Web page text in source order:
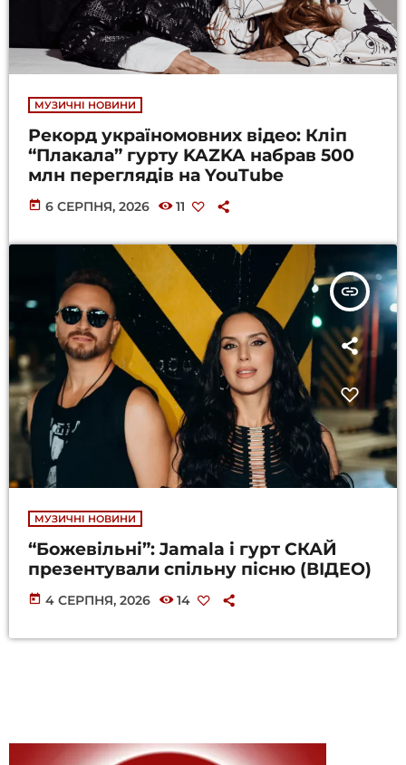
МУЗИЧНІ НОВИНИ
Рекорд україномовних відео: Кліп
“Плакала” гурту KAZKA набрав 500
млн переглядів на YouTube
today 6 СЕРПНЯ, 2026 11
insert_link
МУЗИЧНІ НОВИНИ
“Божевільні”: Jamala і гурт СКАЙ
презентували спільну пісню (ВІДЕО)
today 4 СЕРПНЯ, 2026 14